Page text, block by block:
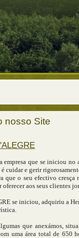
nosso Site
empresa que se iniciou
cuidar e gerir
que o seu efectivo cresça
oferecer aos seus clientes
se iniciou, adquiriu a
que anexámos,
uma área total de 650